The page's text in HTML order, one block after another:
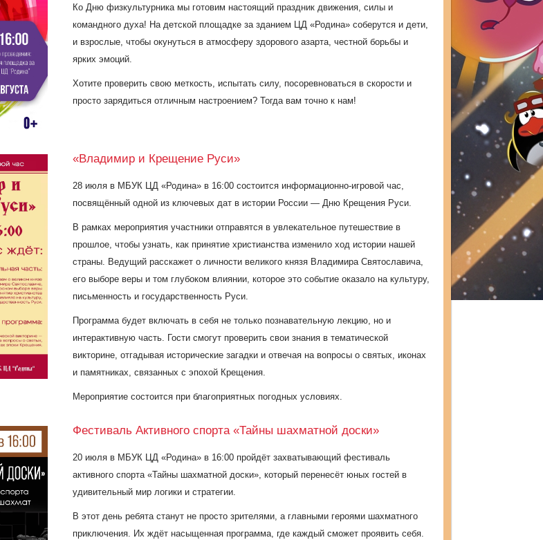
Ко Дню физкультурника мы готовим настоящий праздник движения, силы и
командного духа! На детской площадке за зданием ЦД «Родина» соберутся и дети,
и взрослые, чтобы окунуться в атмосферу здорового азарта, честной борьбы и
ярких эмоций.
Хотите проверить свою меткость, испытать силу, посоревноваться в скорости и
просто зарядиться отличным настроением? Тогда вам точно к нам!
«Владимир и Крещение Руси»
28 июля в МБУК ЦД «Родина» в 16:00 состоится информационно-игровой час,
посвящённый одной из ключевых дат в истории России — Дню Крещения Руси.
В рамках мероприятия участники отправятся в увлекательное путешествие в
прошлое, чтобы узнать, как принятие христианства изменило ход истории нашей
страны. Ведущий расскажет о личности великого князя Владимира Святославича,
его выборе веры и том глубоком влиянии, которое это событие оказало на культуру,
письменность и государственность Руси.
Программа будет включать в себя не только познавательную лекцию, но и
интерактивную часть. Гости смогут проверить свои знания в тематической
викторине, отгадывая исторические загадки и отвечая на вопросы о святых, иконах
и памятниках, связанных с эпохой Крещения.
Мероприятие состоится при благоприятных погодных условиях.
Фестиваль Активного спорта «Тайны шахматной доски»
20 июля в МБУК ЦД «Родина» в 16:00 пройдёт захватывающий фестиваль
активного спорта «Тайны шахматной доски», который перенесёт юных гостей в
удивительный мир логики и стратегии.
В этот день ребята станут не просто зрителями, а главными героями шахматного
приключения. Их ждёт насыщенная программа, где каждый сможет проявить себя.